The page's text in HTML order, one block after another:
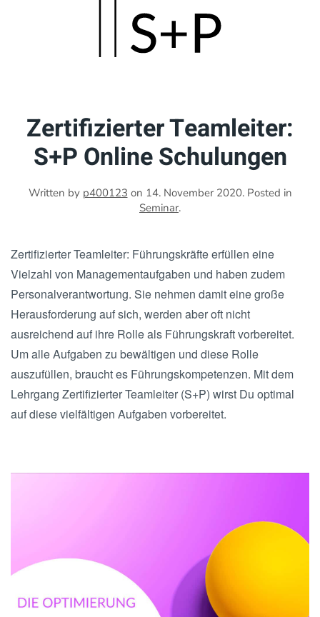
Zertifizierter Teamleiter:
S+P Online Schulungen
Written by p400123 on 14. November 2020. Posted in
Seminar.
Zertifizierter Teamleiter: Führungskräfte erfüllen eine
Vielzahl von Managementaufgaben und haben zudem
Personalverantwortung. Sie nehmen damit eine große
Herausforderung auf sich, werden aber oft nicht
ausreichend auf ihre Rolle als Führungskraft vorbereitet.
Um alle Aufgaben zu bewältigen und diese Rolle
auszufüllen, braucht es Führungskompetenzen. Mit dem
Lehrgang Zertifizierter Teamleiter (S+P) wirst Du optimal
auf diese vielfältigen Aufgaben vorbereitet.